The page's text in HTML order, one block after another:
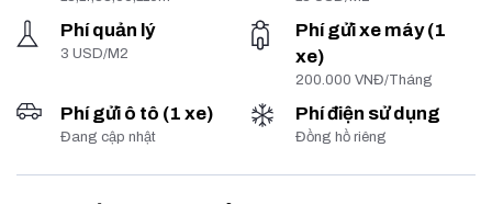
Phí quản lý
3 USD/M2
Phí gửi xe máy (1
xe)
200.000 VNĐ/Tháng
Phí gửi ô tô (1 xe)
Đang cập nhật
Phí điện sử dụng
Đồng hồ riêng